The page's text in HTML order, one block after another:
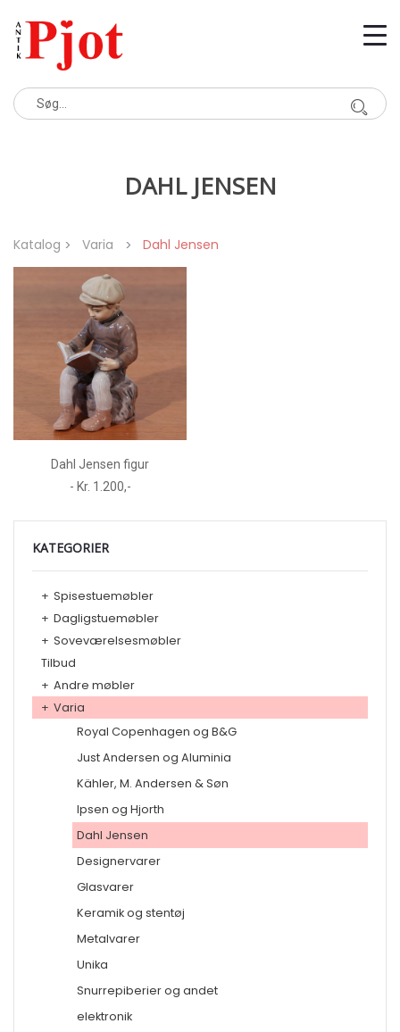
DAHL JENSEN
Katalog Varia Dahl Jensen
Dahl Jensen figur
- Kr. 1.200,-
KATEGORIER
+ Spisestuemøbler
+ Dagligstuemøbler
+ Soveværelsesmøbler
Tilbud
+ Andre møbler
+ Varia
Royal Copenhagen og B&G
Just Andersen og Aluminia
Kähler, M. Andersen & Søn
Ipsen og Hjorth
Dahl Jensen
Designervarer
Glasvarer
Keramik og stentøj
Metalvarer
Unika
Snurrepiberier og andet
elektronik